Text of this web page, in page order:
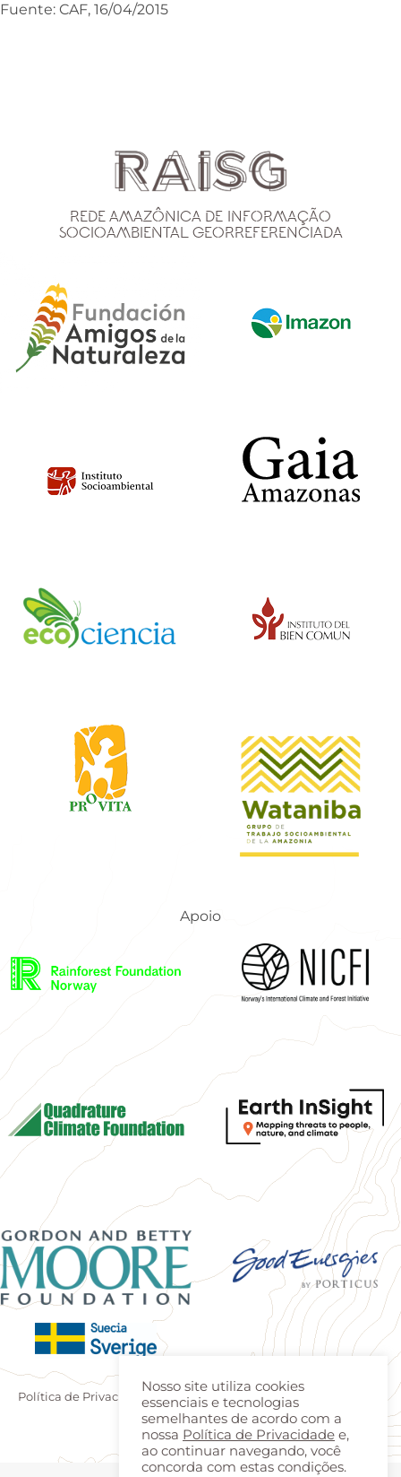
Fuente: CAF, 16/04/2015
Rede Amazônica de Informação
Socioambiental Georreferenciada
Apoio
Política de Privacidade|Termos de uso| Produzido por
Teca|Login
Nosso site utiliza cookies
essenciais e tecnologias
semelhantes de acordo com a
nossa Política de Privacidade e,
ao continuar navegando, você
concorda com estas condições.